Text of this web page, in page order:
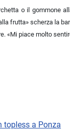
o il gommone
frutta» scherza la
«Mi piace molto
topless a Ponza